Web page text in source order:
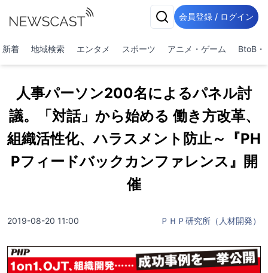
会員登録 / ログイン
新着 地域検索 エンタメ スポーツ アニメ・ゲーム BtoB・
人事パーソン200名によるパネル討
議。「対話」から始める 働き方改革、
組織活性化、ハラスメント防止～『PH
Pフィードバックカンファレンス』開
催
2019-08-20 11:00 ＰＨＰ研究所（人材開発）